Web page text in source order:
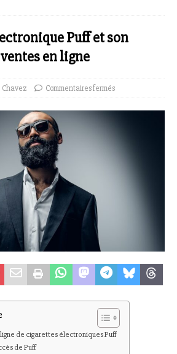
Puff et son
en ligne
Chavez Commentaires fermés
de cigarettes électroniques Puff
de Puff